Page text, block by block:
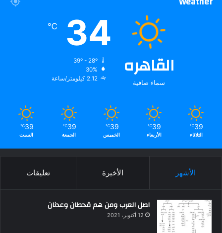
القاهره
سماء صافية
34
℃
30%
2.12 كيلومتر/ساعة
39
℃
الثلاثاء
39
℃
الأربعاء
39
℃
الخميس
39
℃
الجمعة
39
℃
السبت
الأشهر الأخيرة تعليقات
اصل العرب ومن هم قحطان وعدنان
12 أكتوبر، 2021